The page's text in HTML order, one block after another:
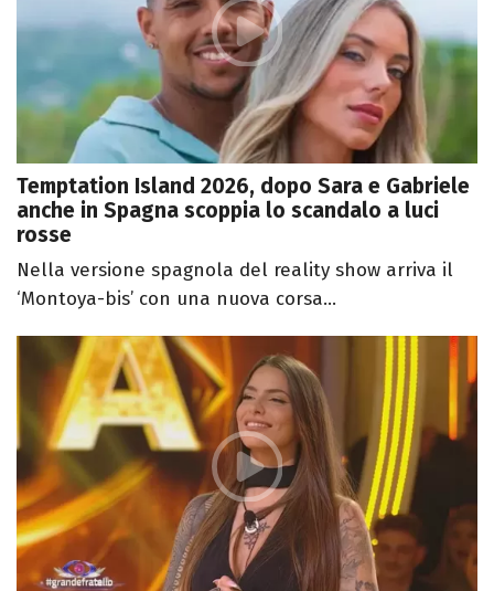
Temptation Island 2026, dopo Sara e Gabriele
anche in Spagna scoppia lo scandalo a luci
rosse
Nella versione spagnola del reality show arriva il
‘Montoya-bis’ con una nuova corsa...